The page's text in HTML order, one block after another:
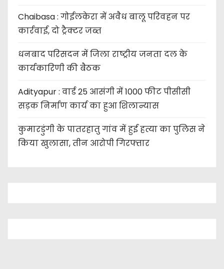
Chaibasa : गोईलकेरा में अवैध बालू परिवहन पर
कार्रवाई, दो ट्रैक्टर जब्त
धनबाद परिसदन में जिला राष्ट्रीय जनता दल के
कार्यकारिणी की बैठक
Adityapur : वार्ड 25 आसंगी में 1000 फीट पीसीसी
सड़क निर्माण कार्य का हुआ शिलान्यास
कुमारडुंगी के पातरहातु गांव में हुई हत्या का पुलिस ने
किया खुलासा, तीन आरोपी गिरफ्तार